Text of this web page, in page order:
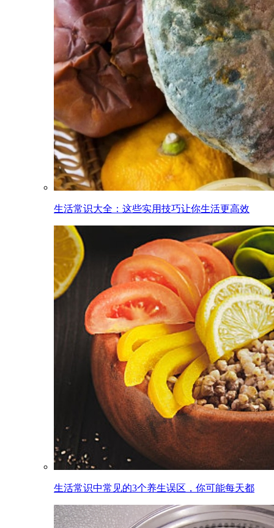
生活常识大全：这些实用技巧让你生活更高效
生活常识中常见的3个养生误区，你可能每天都